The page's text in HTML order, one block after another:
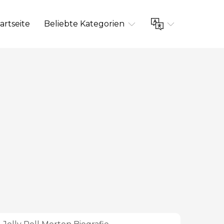
Beliebte Kategorien